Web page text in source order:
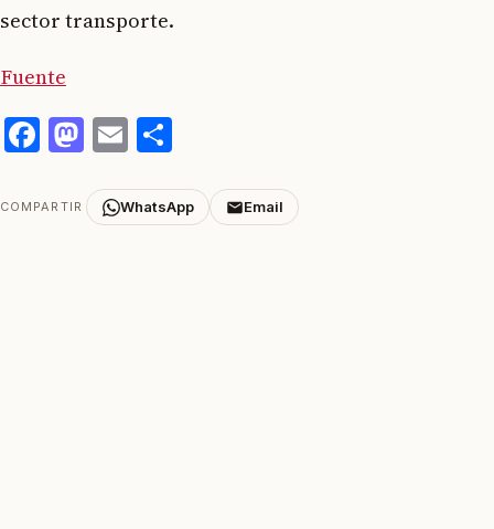
sector transporte.
Fuente
Facebook
Mastodon
Email
COMPARTIR WhatsApp Email